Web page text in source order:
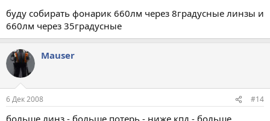
буду собирать фонарик 660лм через 8градусные линзы и
660лм через 35градусные
Mauser
6 Дек 2008 #14
больше линз - больше потерь - ниже кпд - больше